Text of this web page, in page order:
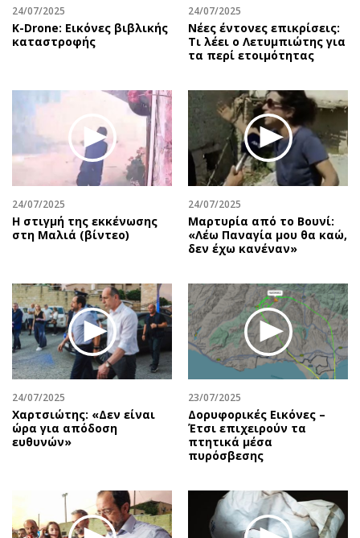
24/07/2025
Κ-Drone: Εικόνες βιβλικής
καταστροφής
24/07/2025
Νέες έντονες επικρίσεις:
Τι λέει ο Λετυμπιώτης για
τα περί ετοιμότητας
24/07/2025
H στιγμή της εκκένωσης
στη Μαλιά (βίντεο)
24/07/2025
Μαρτυρία από το Βουνί:
«Λέω Παναγία μου θα καώ,
δεν έχω κανέναν»
24/07/2025
Χαρτσιώτης: «Δεν είναι
ώρα για απόδοση
ευθυνών»
23/07/2025
Δορυφορικές Εικόνες –
Έτσι επιχειρούν τα
πτητικά μέσα
πυρόσβεσης